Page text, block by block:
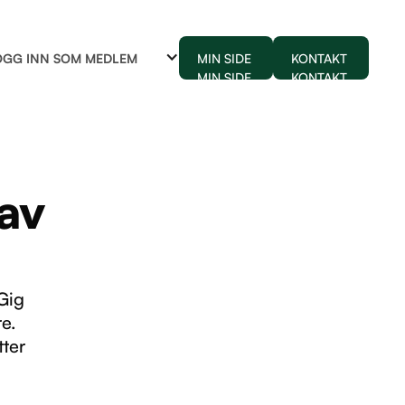
INN SOM MEDLEM
MIN SIDE
MIN SIDE
KONTAKT
KONTAKT